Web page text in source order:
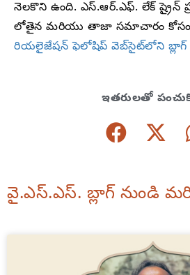
నెలకొని ఉంది. ఎస్.ఆర్.ఎఫ్. లేక్ ష్రైన్
లోతైన మరియు తాజా సమాచారం
రియలైజేషన్ ఫెలోషిప్ వెబ్‌సైట్‌లోని బ్లాగ్
ఇతరులతో
వై.ఎస్.ఎస్. బ్లాగ్ నుండి